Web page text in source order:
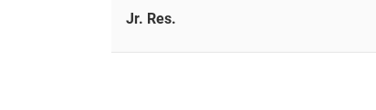
Jr. Res.